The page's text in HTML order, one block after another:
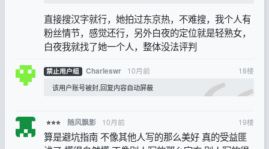
直接搜汉字就行，她拍过东京热，不难搜，我个人有
粉丝情节，感觉还行，另外白夜的定位就是轻熟女，
白夜我就找了她一个人，整体没法评判
禁止用户组 Charleswr 10月前 18楼
该用户账号被封,回复内容自动屏蔽
⭐⭐⭐ 随风飘影 10月前 19楼
算是避坑指南 不像其他人写的那么美好 真的受益匪